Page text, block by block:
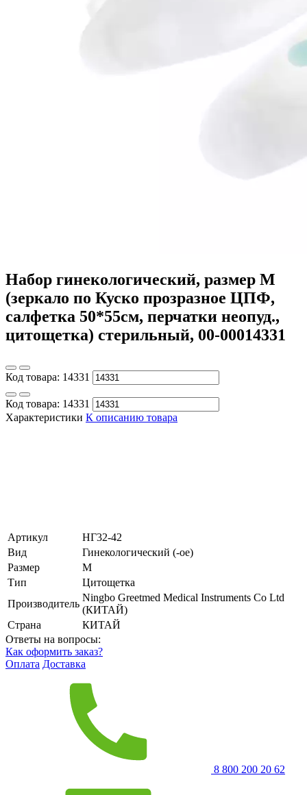
Набор гинекологический, размер M
(зеркало по Куско прозразное ЦПФ,
салфетка 50*55см, перчатки неопуд.,
цитощетка) стерильный, 00-00014331
Код товара: 14331
Код товара: 14331
Характеристики К описанию товара
Артикул
НГ32-42
Вид
Гинекологический (-ое)
Размер
M
Тип
Цитощетка
Производитель
Ningbo Greetmed Medical Instruments Co Ltd
(КИТАЙ)
Страна
КИТАЙ
Ответы на вопросы:
Как оформить заказ?
Оплата Доставка
8 800 200 20 62